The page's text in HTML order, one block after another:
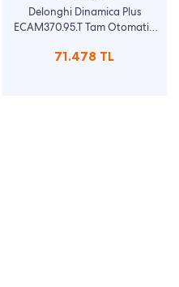
Delonghi Dinamica Plus
ECAM370.95.T Tam Otomatik
71.478 TL